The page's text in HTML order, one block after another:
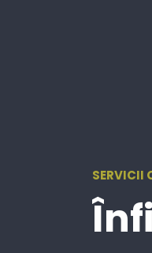
SERVICII